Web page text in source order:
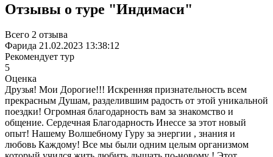
Отзывы о туре "Индимаси"
Всего 2 отзыва
Фарида 21.02.2023 13:38:12
Рекомендует тур
5
Оценка
Друзья! Мои Дорогие!!! Искренняя признательность всем
прекрасным Душам, разделившим радость от этой уникальной
поездки! Огромная благодарность вам за знакомство и
общение. Сердечная Благодарность Инессе за этот новый
опыт! Нашему Волшебному Гуру за энергии , знания и
любовь Каждому! Все мы были одним целым организмом